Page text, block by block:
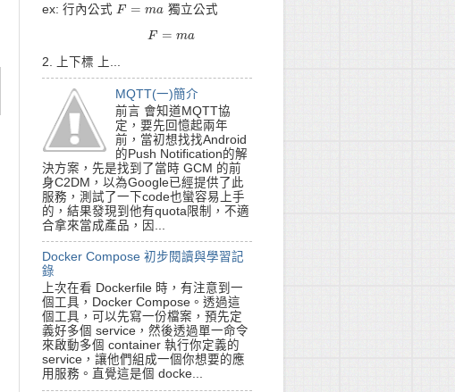
ex: 行內公式 F = ma
F= m a 獨立公式
F = ma
ma
2. 上下標 上...
MQTT(一)簡介
前言 會知道MQTT協
定，要先回憶起兩年
前，當初想找找Android
的Push Notification的解
決方案，先是找到了當時 GCM 的前
身C2DM，以為Google已經提供了此
服務，測試了一下code也蠻容易上手
的，結果發現到他有quota限制，不適
合拿來當成產品，因...
Docker Compose 初步閱讀與學習記
錄
上次在看 Dockerfile 時，有注意到一
個工具，Docker Compose。透過這
個工具，可以先寫一份檔案，預先定
義好多個 service，然後透過單一命令
來啟動多個 container 執行你定義的
service，讓他們組成一個你想要的應
用服務。直覺這是個 docke...